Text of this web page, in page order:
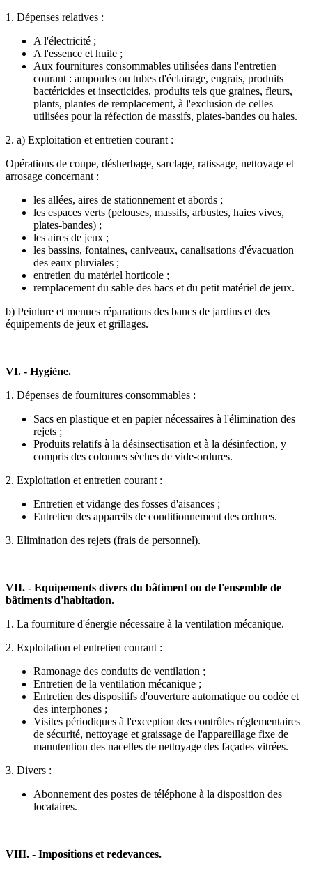
1. Dépenses relatives :
A l'électricité ;
A l'essence et huile ;
Aux fournitures consommables utilisées dans l'entretien
courant : ampoules ou tubes d'éclairage, engrais, produits
bactéricides et insecticides, produits tels que graines, fleurs,
plants, plantes de remplacement, à l'exclusion de celles
utilisées pour la réfection de massifs, plates-bandes ou haies.
2. a) Exploitation et entretien courant :
Opérations de coupe, désherbage, sarclage, ratissage, nettoyage et
arrosage concernant :
les allées, aires de stationnement et abords ;
les espaces verts (pelouses, massifs, arbustes, haies vives,
plates-bandes) ;
les aires de jeux ;
les bassins, fontaines, caniveaux, canalisations d'évacuation
des eaux pluviales ;
entretien du matériel horticole ;
remplacement du sable des bacs et du petit matériel de jeux.
b) Peinture et menues réparations des bancs de jardins et des
équipements de jeux et grillages.
VI. - Hygiène.
1. Dépenses de fournitures consommables :
Sacs en plastique et en papier nécessaires à l'élimination des
rejets ;
Produits relatifs à la désinsectisation et à la désinfection, y
compris des colonnes sèches de vide-ordures.
2. Exploitation et entretien courant :
Entretien et vidange des fosses d'aisances ;
Entretien des appareils de conditionnement des ordures.
3. Elimination des rejets (frais de personnel).
VII. - Equipements divers du bâtiment ou de l'ensemble de
bâtiments d'habitation.
1. La fourniture d'énergie nécessaire à la ventilation mécanique.
2. Exploitation et entretien courant :
Ramonage des conduits de ventilation ;
Entretien de la ventilation mécanique ;
Entretien des dispositifs d'ouverture automatique ou codée et
des interphones ;
Visites périodiques à l'exception des contrôles réglementaires
de sécurité, nettoyage et graissage de l'appareillage fixe de
manutention des nacelles de nettoyage des façades vitrées.
3. Divers :
Abonnement des postes de téléphone à la disposition des
locataires.
VIII. - Impositions et redevances.